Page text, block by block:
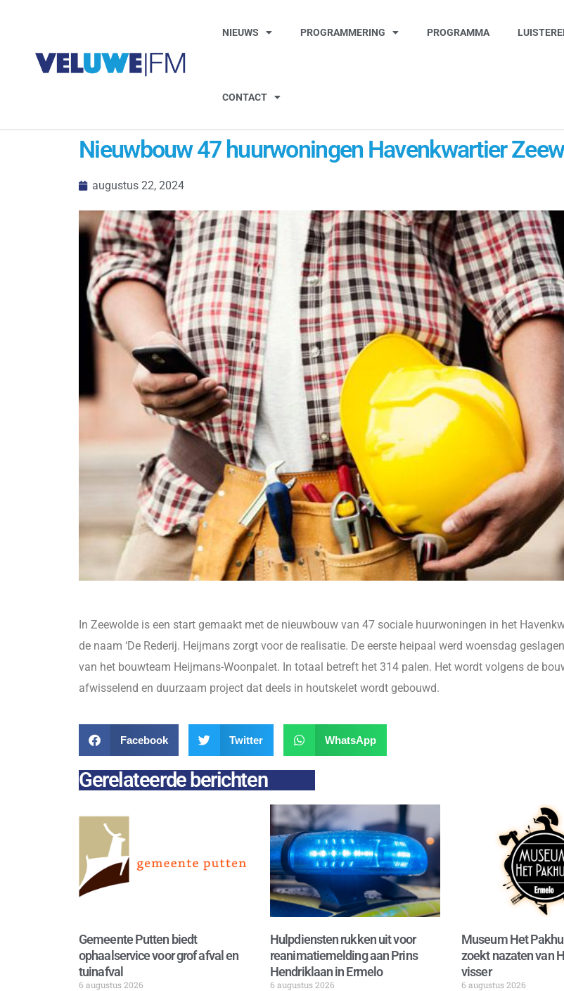
NIEUWS PROGRAMMERING PROGRAMMA
CONTACT
Nieuwbouw 47 huurwoningen Havenkwartier
augustus 22, 2024
In Zeewolde is een start gemaakt met de nieuwbouw van 47 sociale huurwoningen in het
de naam ‘De Rederij. Heijmans zorgt voor de realisatie. De eerste heipaal werd woensdag
van het bouwteam Heijmans-Woonpalet. In totaal betreft het 314 palen. Het wordt volgens de
afwisselend en duurzaam project dat deels in houtskelet wordt gebouwd.
Facebook Twitter WhatsApp
Gerelateerde berichten
Gemeente Putten biedt
ophaalservice voor grof afval en
tuinafval
6 augustus 2026
Hulpdiensten rukken uit voor
reanimatiemelding aan Prins
Hendriklaan in Ermelo
6 augustus 2026
Museum Het
zoekt nazaten van
visser
6 augustus 2026